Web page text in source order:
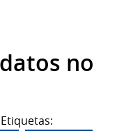
no
Etiquetas: